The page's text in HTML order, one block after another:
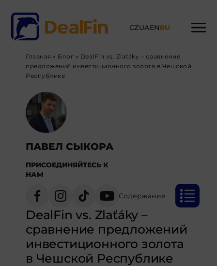
CZUAENRU
Главная » Блог » DealFin vs. Zlaťáky – сравнение
предложений инвестиционного золота в Чешской
Республике
DealFin vs. Zlaťáky –
сравнение предложений
инвестиционного золота
в Чешской Республике
ПАВЕЛ СЫКОРА
ПРИСОЕДИНЯЙТЕСЬ К
НАМ
Содержание